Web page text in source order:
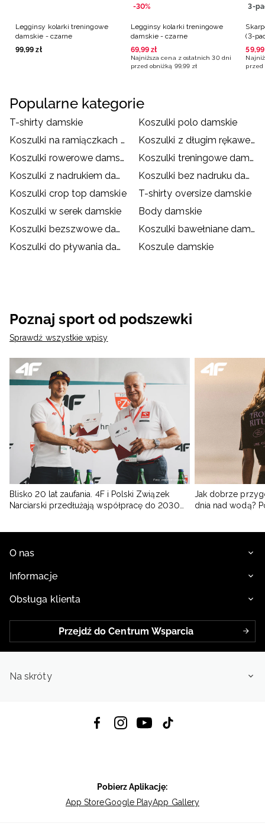
Legginsy kolarki treningowe
damskie - czarne
99,99 zł
-30%
Legginsy kolarki treningowe
damskie - czarne
69,99 zł
Najniższa cena z ostatnich 30 dni
przed obniżką 99,99 zł
3-
(3-
59,99
przed
Popularne kategorie
T-shirty damskie
Koszulki polo damskie
Koszulki na ramiączkach damskie
Koszulki z długim rękawem damskie
Koszulki rowerowe damskie
Koszulki treningowe damskie
Koszulki z nadrukiem damskie
Koszulki bez nadruku damskie
Koszulki crop top damskie
T-shirty oversize damskie
Koszulki w serek damskie
Body damskie
Koszulki bezszwowe damskie
Koszulki bawełniane damskie
Koszulki do pływania damskie
Koszule damskie
Poznaj sport od podszewki
Sprawdź wszystkie wpisy
Blisko 20 lat zaufania. 4F i Polski Związek
Narciarski przedłużają współpracę do 2030
Jak dobrze
dnia nad wodą?
O nas
Informacje
Obsługa klienta
Przejdź do Centrum Wsparcia
Na skróty
Pobierz Aplikację:
App StoreGoogle PlayApp Gallery